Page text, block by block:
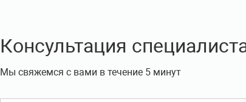
Консультация
Мы свяжемся с вами в течение 5 минут